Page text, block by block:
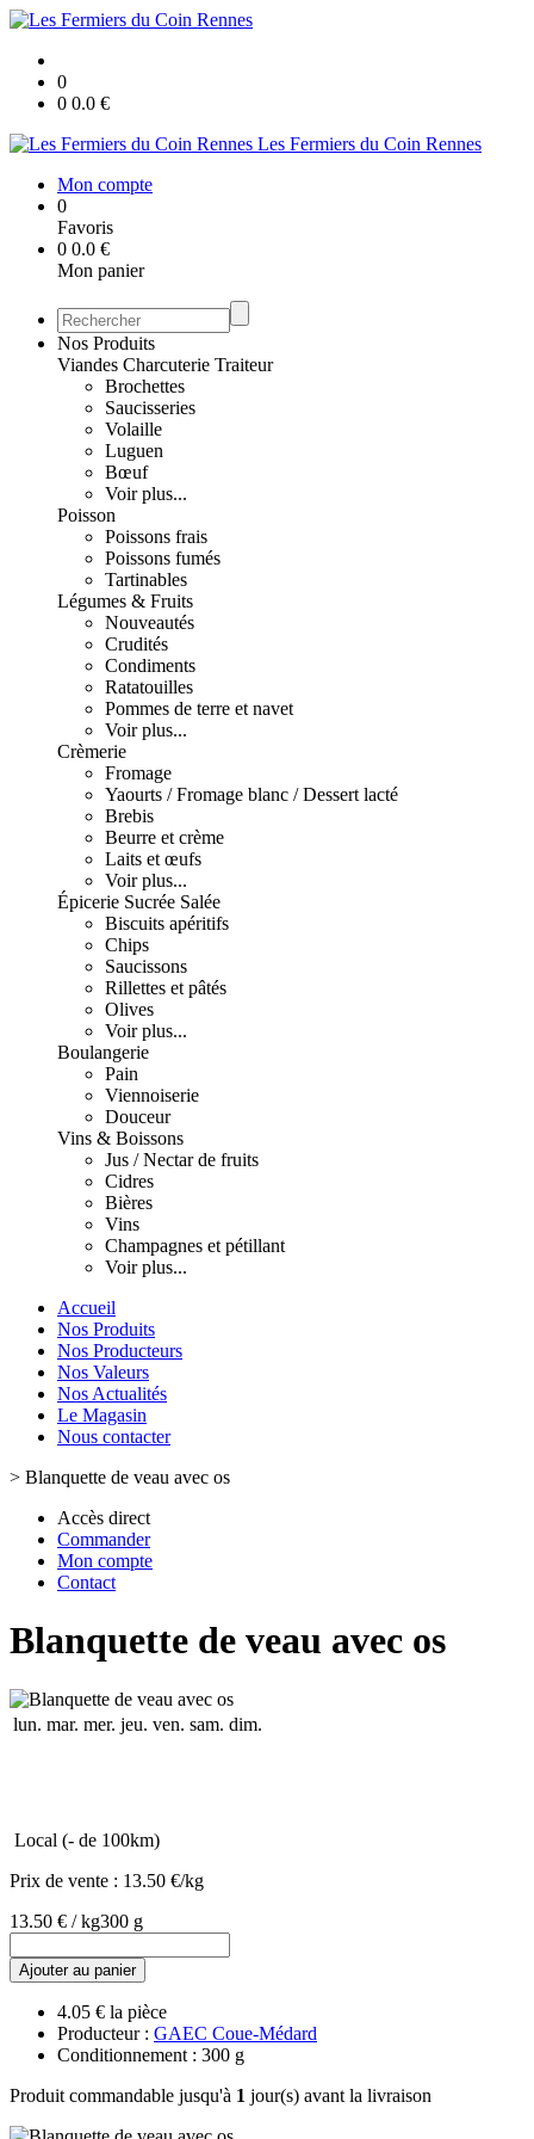
0
0 0.0 €
Les Fermiers du Coin Rennes
Mon compte
0
Favoris
0 0.0 €
Mon panier
Nos Produits
Viandes Charcuterie Traiteur
Brochettes
Saucisseries
Volaille
Luguen
Bœuf
Voir plus...
Poisson
Poissons frais
Poissons fumés
Tartinables
Légumes & Fruits
Nouveautés
Crudités
Condiments
Ratatouilles
Pommes de terre et navet
Voir plus...
Crèmerie
Fromage
Yaourts / Fromage blanc / Dessert lacté
Brebis
Beurre et crème
Laits et œufs
Voir plus...
Épicerie Sucrée Salée
Biscuits apéritifs
Chips
Saucissons
Rillettes et pâtés
Olives
Voir plus...
Boulangerie
Pain
Viennoiserie
Douceur
Vins & Boissons
Jus / Nectar de fruits
Cidres
Bières
Vins
Champagnes et pétillant
Voir plus...
Accueil
Nos Produits
Nos Producteurs
Nos Valeurs
Nos Actualités
Le Magasin
Nous contacter
> Blanquette de veau avec os
Accès direct
Commander
Mon compte
Contact
Blanquette de veau avec os
lun. mar. mer. jeu. ven. sam. dim.
Local (- de 100km)
Prix de vente : 13.50 €/kg
13.50 € / kg300 g
Ajouter au panier
4.05 € la pièce
Producteur : GAEC Coue-Médard
Conditionnement : 300 g
Produit commandable jusqu'à 1 jour(s) avant la livraison